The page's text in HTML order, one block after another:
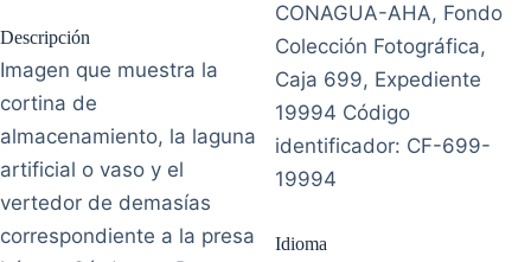
Descripción
Imagen que muestra la
cortina de
almacenamiento, la laguna
artificial o vaso y el
vertedor de demasías
correspondiente a la presa
CONAGUA-AHA, Fondo
Colección Fotográfica,
Caja 699, Expediente
19994 Código
identificador: CF-699-
19994
Idioma